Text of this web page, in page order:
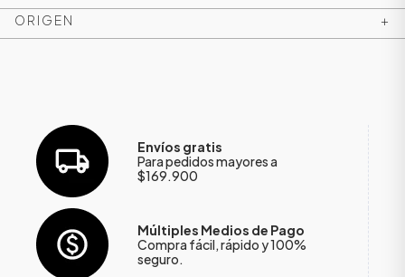
ORIGEN
+
Envíos gratis
Para pedidos mayores a
$169.900
Múltiples Medios de Pago
Compra fácil, rápido y 100%
seguro.